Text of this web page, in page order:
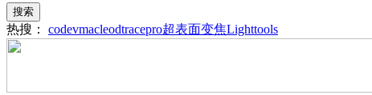
搜索
热搜： codevmacleodtracepro超表面变焦Lighttools